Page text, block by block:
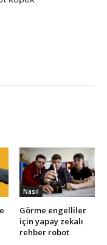
Nasıl
Görme engelliler
için yapay zekalı
rehber robot